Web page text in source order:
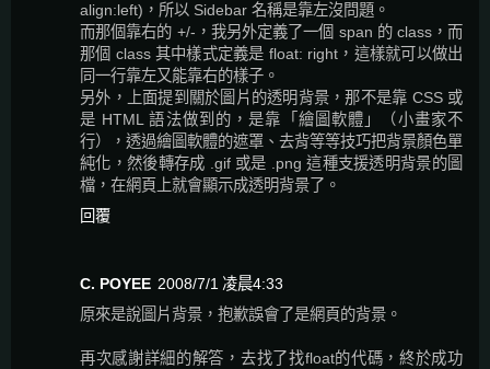
align:left)，所以 Sidebar 名稱是靠左沒問題。
而那個靠右的 +/-，我另外定義了一個 span 的 class，而
那個 class 其中樣式定義是 float: right，這樣就可以做出
同一行靠左又能靠右的樣子。
另外，上面提到關於圖片的透明背景，那不是靠 CSS 或
是 HTML 語法做到的，是靠「繪圖軟體」（小畫家不
行），透過繪圖軟體的遮罩、去背等等技巧把背景顏色單
純化，然後轉存成 .gif 或是 .png 這種支援透明背景的圖
檔，在網頁上就會顯示成透明背景了。
回覆
C. POYEE 2008/7/1 凌晨4:33
原來是說圖片背景，抱歉誤會了是網頁的背景。
再次感謝詳細的解答，去找了找float的代碼，終於成功